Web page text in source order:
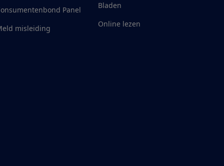
Panel
misleiding
Bladen
Online lezen